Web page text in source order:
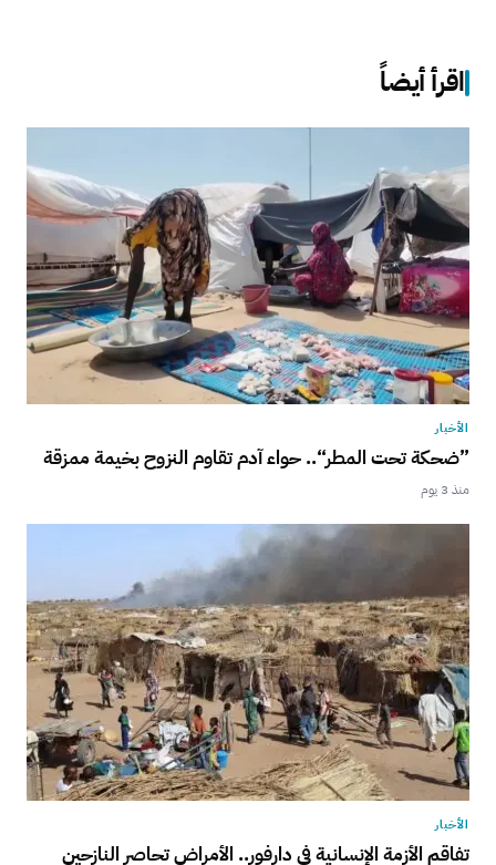
اقرأ أيضاً
الأخبار
”ضحكة تحت المطر“.. حواء آدم تقاوم النزوح بخيمة ممزقة
منذ 3 يوم
الأخبار
تفاقم الأزمة الإنسانية في دارفور.. الأمراض تحاصر النازحين